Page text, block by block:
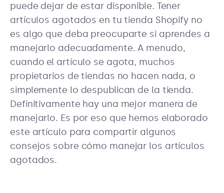
puede dejar de estar disponible. Tener
artículos agotados en tu tienda Shopify no
es algo que deba preocuparte si aprendes a
manejarlo adecuadamente. A menudo,
cuando el artículo se agota, muchos
propietarios de tiendas no hacen nada, o
simplemente lo despublican de la tienda.
Definitivamente hay una mejor manera de
manejarlo. Es por eso que hemos elaborado
este artículo para compartir algunos
consejos sobre cómo manejar los artículos
agotados.